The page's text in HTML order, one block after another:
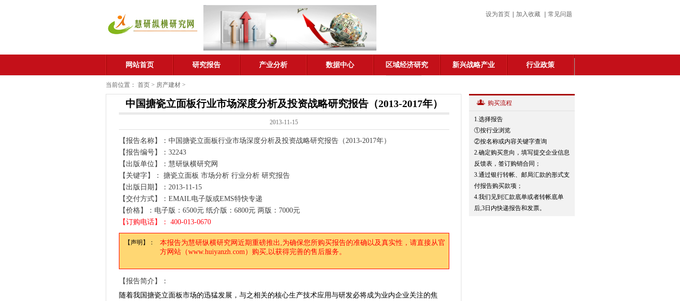
设为首页 加入收藏 常见问题
网站首页 研究报告 产业分析 数据中心 区域经济研究 新兴战略产业 行业政策
当前位置： 首页> 房产建材>
中国搪瓷立面板行业市场深度分析及投资战略研究报告（2013-2017年）
2013-11-15
【报告名称】：中国搪瓷立面板行业市场深度分析及投资战略研究报告（2013-2017年）
【报告编号】：32243
【出版单位】：慧研纵横研究网
【关键字】： 搪瓷立面板 市场分析 行业分析 研究报告
【出版日期】：2013-11-15
【交付方式】：EMAIL电子版或EMS特快专递
【价格】：电子版：6500元 纸介版：6800元 两版：7000元
【订购电话】： 400-013-0670
【声明】：
本报告为慧研纵横研究网近期重磅推出,为确保您所购买报告的准确以及真实性，请直接从官
方网站（www.huiyanzh.com）购买,以获得完善的售后服务。
【报告简介】：
随着我国搪瓷立面板市场的迅猛发展，与之相关的核心生产技术应用与研发必将成为业内企业关注的焦
购买流程
1.选择报告
①按行业浏览
②按名称或内容关键字查询
2.确定购买意向，填写提交企业信息
反馈表，签订购销合同；
3.通过银行转帐、邮局汇款的形式支
付报告购买款项；
4.我们见到汇款底单或者转帐底单
后,3日内快递报告和发票。